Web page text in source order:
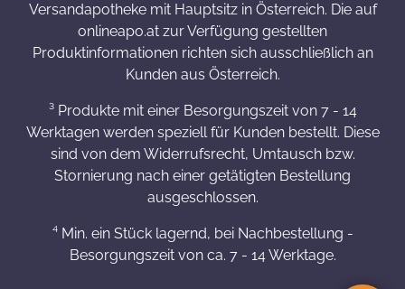
Versandapotheke mit Hauptsitz in Österreich. Die auf
onlineapo.at zur Verfügung gestellten
Produktinformationen richten sich ausschließlich an
Kunden aus Österreich.
³ Produkte mit einer Besorgungszeit von 7 - 14
Werktagen werden speziell für Kunden bestellt. Diese
sind von dem Widerrufsrecht, Umtausch bzw.
Stornierung nach einer getätigten Bestellung
ausgeschlossen.
⁴ Min. ein Stück lagernd, bei Nachbestellung -
Besorgungszeit von ca. 7 - 14 Werktage.